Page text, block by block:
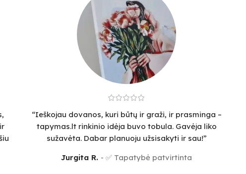
“Ieškojau dovanos, kuri būtų ir graži, ir prasminga –
tapymas.lt rinkinio idėja buvo tobula. Gavėja liko
sužavėta. Dabar planuoju užsisakyti ir sau!”
Jurgita R. ✅ Tapatybė patvirtinta